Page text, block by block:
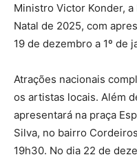
Ministro Victor Konder, a
Natal de 2025, com
19 de dezembro a 1º de
Atrações nacionais
os artistas locais. Além
apresentará na praça
Silva, no bairro
19h30. No dia 22 de